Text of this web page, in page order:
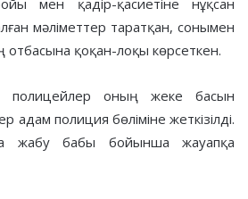
мәліметтер таратқан, сонымен
отбасына қоқан-лоқы көрсеткен.
полицейлер оның жеке басын
адам полиция бөліміне жеткізілді.
жабу бабы бойынша жауапқа